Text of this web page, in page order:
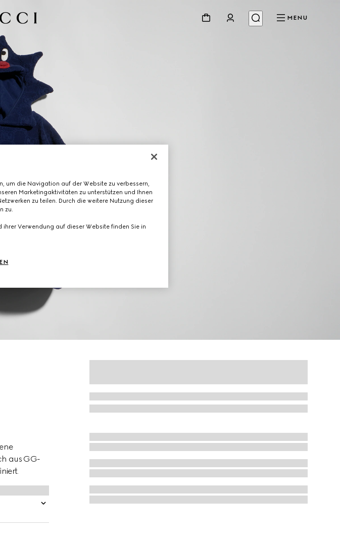
MENU
aus GG-
um die Navigation auf der Website zu verbessern,
Marketingaktivitäten zu unterstützen und Ihnen
zu teilen. Durch die weitere Nutzung dieser
zu.
Verwendung auf dieser Website finden Sie in